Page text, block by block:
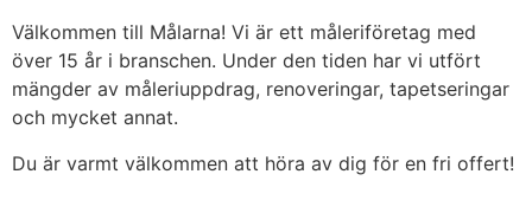
Välkommen till Målarna! Vi är ett måleriföretag med
över 15 år i branschen. Under den tiden har vi utfört
mängder av måleriuppdrag, renoveringar, tapetseringar
och mycket annat.
Du är varmt välkommen att höra av dig för en fri offert!